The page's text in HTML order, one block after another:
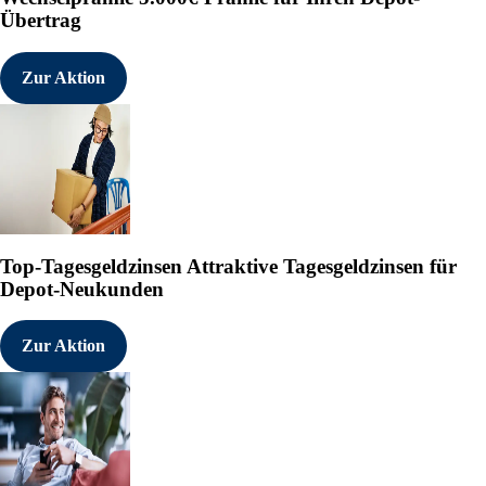
Übertrag
Zur Aktion
Top-Tagesgeldzinsen Attraktive Tagesgeldzinsen für
Depot-Neukunden
Zur Aktion